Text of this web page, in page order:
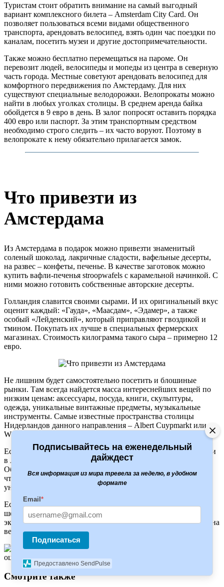
Туристам стоит обратить внимание на самый выгодный
вариант комплексного билета – Amsterdam City Card. Он
позволяет пользоваться всеми видами общественного
транспорта, арендовать велосипед, взять один час поездки по
каналам, посетить музеи и другие достопримечательности.
Также можно бесплатно перемещаться на пароме. Он
перевозит людей, велосипеды и мопеды из центра в северную
часть города. Местные советуют арендовать велосипед для
комфортного передвижения по Амстердаму. Для них
существуют специальные велодорожки. Велопрокаты можно
найти в любых уголках столицы. В среднем аренда байка
обойдется в 9 евро в день. В залог попросят оставить порядка
400 евро или паспорт. За этим транспортным средством
необходимо строго следить – их часто воруют. Поэтому в
велопрокате к нему обязательно прилагается замок.
Что привезти из
Амстердама
Из Амстердама в подарок можно привезти знаменитый
соленый шоколад, лакричные сладости, вафельные десерты,
на развес – конфеты, печенье. В качестве заготовок можно
купить вафли-печенья stroopwafels с карамельной начинкой. С
ними можно готовить собственные авторские десерты.
Голландия славится своими сырами. И их оригинальный вкус
оценит каждый: «Гауда», «Маасдам», «Эдамер», а также
особый «Лейденский», который приправляют гвоздикой и
тмином. Покупать их лучше в специальных фермерских
магазинах. Стоимость килограмма такого сыра – примерно 12
евро.
Не лишним будет самостоятельно посетить и блошиные
рынки. Там всегда найдется масса интереснейших вещей по
низким ценам: аксессуары, посуда, книги, скульптуры,
одежда, уникальные винтажные предметы, музыкальные
инструменты. Самые известные пространства столицы
Нидерландов данного направления – Albert Cuypmarkt или
Waterlooplein Market.
Если любители флористики и садоводства впервые приехали
в Амстердам, что посмотреть им для своего хобби?
Обязательно стоит зайти на цветочный рынок Bloemenmarkt,
чтобы купить луковицы настоящих голландских тюльпанов
уникальных сортов.
Если позволяет кошелек, можно заглянуть в дизайнерские
шоу-румы, где наверняка найдутся любопытные
эксклюзивные вещи. Ведь голландские дизайнеры славятся на
весь мир.
оценок нет)
Смотритетакже
Подписывайтесь на еженедельный
дайждест
Вся информация из мира тревела за неделю, в удобном
формате
Email *
Подписаться
Предоставлено SendPulse